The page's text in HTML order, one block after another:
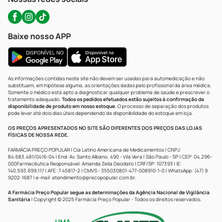
Baixe nosso APP
As informações contidas neste site não devem ser usadas para automedicação e não
substituem, em hipótese alguma, as orientações dadas pelo profissional da área médica.
Somente o médico está apto a diagnosticar qualquer problema de saúde e prescrever o
tratamento adequado. Todos os pedidos efetuados estão sujeitos à confirmação da
disponibilidade de produto em nosso estoque.O processo de separação dos produtos
pode levar até dois dias úteis dependendo da disponibilidade do estoque em loja.
OS PREÇOS APRESENTADOS NO SITE SÃO DIFERENTES DOS PREÇOS DAS LOJAS
FÍSICAS DE NOSSA REDE.
FARMÁCIA PREÇO POPULAR | Cia Latino Americana de Medicamentos | CNPJ:
84.683.481/0416-04 | End: Av. Santo Albano, 490 - Vila Vera | São Paulo - SP | CEP: 04.296-
000Farmacêutica Responsável: Amanda Zelia Deodato | CRF/SP: 107393 | IE:
140.593.699.117 | AFE: 7.45817-2 | CMVS - 355030801-477-008910-1-0 | WhatsApp: (47) 9
9202-1687 | e-mail: atendimento@precopopular.com.br.
A Farmácia Preço Popular segue as determinações da Agência Nacional de Vigilância
Sanitária | Copyright © 2025 Farmácia Preço Popular - Todos os direitos reservados.